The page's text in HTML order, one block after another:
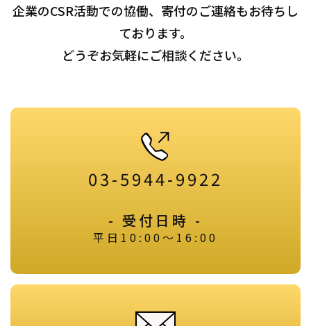
企業のCSR活動での協働、寄付のご連絡もお待ちし
ております。
どうぞお気軽にご相談ください。
03-5944-9922
- 受付日時 -
平日10:00～16:00